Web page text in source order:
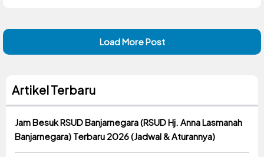
Load More Post
Artikel Terbaru
Jam Besuk RSUD Banjarnegara (RSUD Hj. Anna Lasmanah
Banjarnegara) Terbaru 2026 (Jadwal & Aturannya)